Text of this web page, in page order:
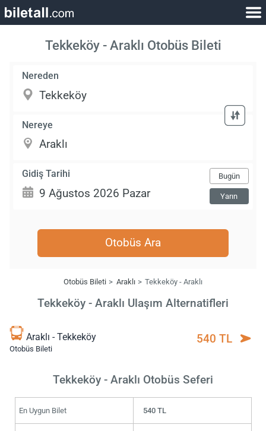
Tekkeköy - Araklı Otobüs Bileti
Nereden
Nereye
Gidiş Tarihi Bugün
Yarın
Otobüs Ara
Otobüs Bileti Araklı Tekkeköy - Araklı
Tekkeköy - Araklı Ulaşım Alternatifleri
Araklı - Tekkeköy
Otobüs Bileti
540 TL
Tekkeköy - Araklı Otobüs Seferi
En Uygun Bilet 540 TL